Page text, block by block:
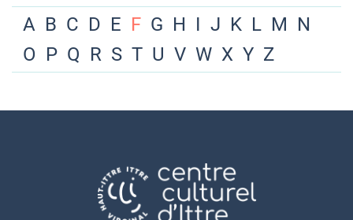
A B C D E F G H I J K L M N
O P Q R S T U V W X Y Z